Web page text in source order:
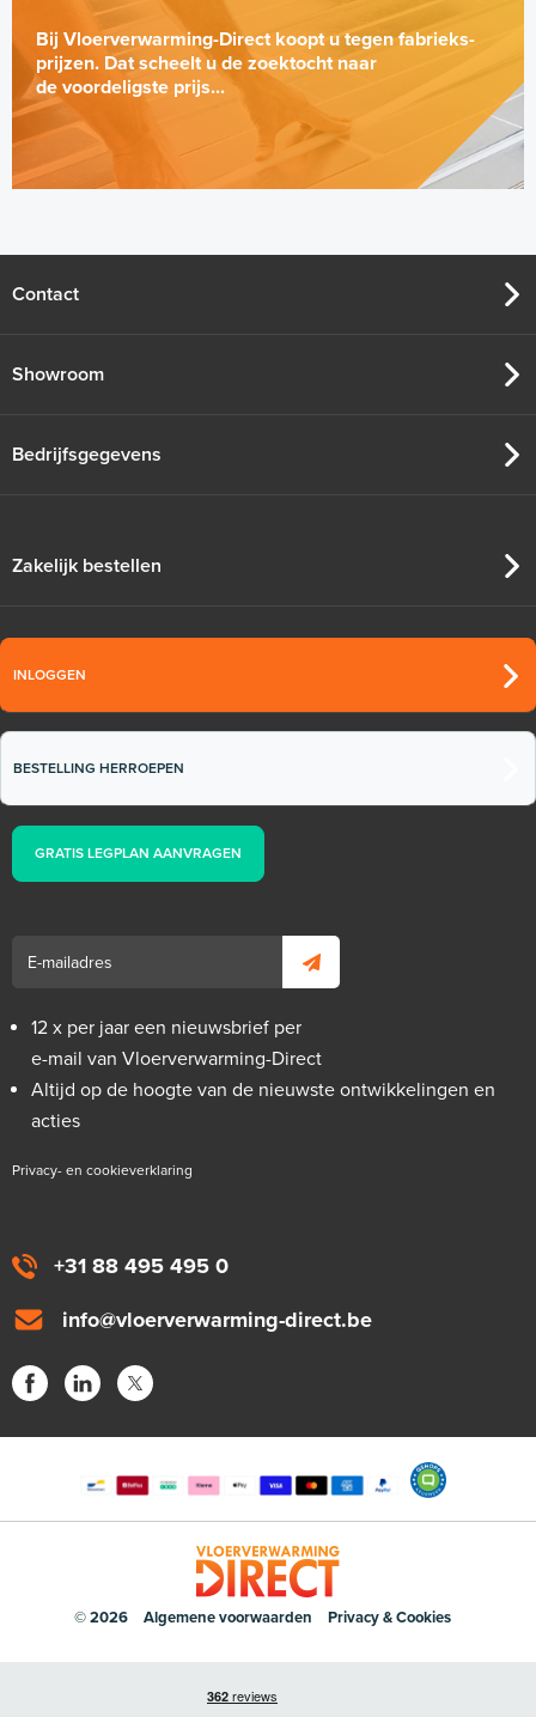
Honeywell R9H Stuurmodule
2 x AAN/UIT en OpenTherm
Bij Vloerverwarming-Direct koopt u tegen fabrieks-
prijzen. Dat scheelt u de zoektocht naar
de voordeligste prijs...
+31 88 495 495 0
info@vloerverwarming-direct.be
Contact
Showroom
Bedrijfsgegevens
Zakelijk bestellen
INLOGGEN
BESTELLING HERROEPEN
GRATIS LEGPLAN AANVRAGEN
12 x per jaar een nieuwsbrief per
e-mail van Vloerverwarming-Direct
Altijd op de hoogte van de nieuwste ontwikkelingen en
acties
Privacy- en cookieverklaring
© 2026 Algemene voorwaarden Privacy & Cookies